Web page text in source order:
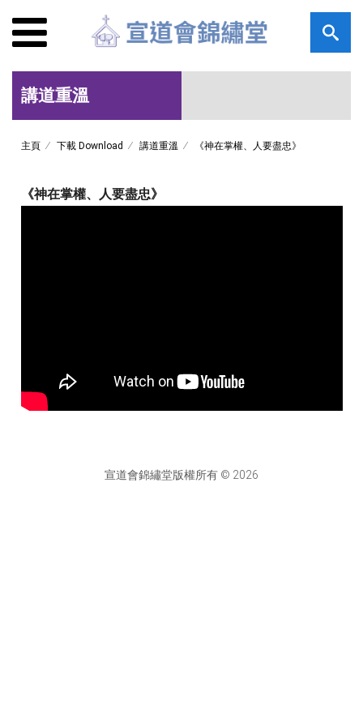
講道重溫
主頁 下載 Download 講道重溫 《神在掌權、人要盡忠》
《神在掌權、人要盡忠》
宣道會錦繡堂版權所有 © 2026